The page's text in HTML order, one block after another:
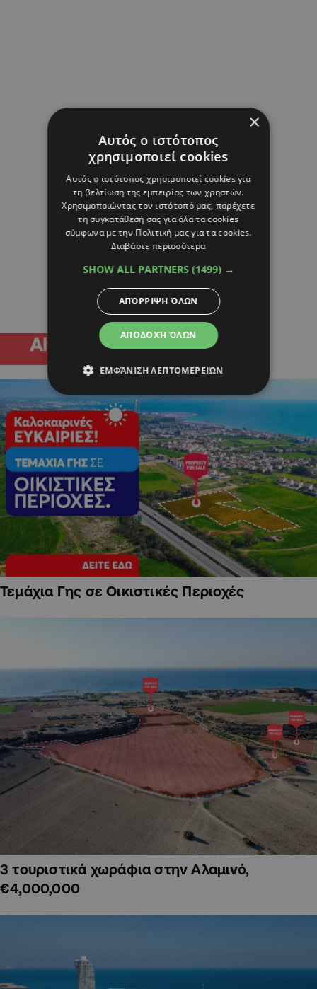
Τεμάχια Γης σε Οικιστικές Περιοχές
3 τουριστικά χωράφια στην Αλαμινό,
€4,000,000
×
Αυτός ο ιστότοπος
χρησιμοποιεί cookies
Αυτός ο ιστότοπος χρησιμοποιεί cookies για
τη βελτίωση της εμπειρίας των χρηστών.
Χρησιμοποιώντας τον ιστότοπό μας, παρέχετε
τη συγκατάθεσή σας για όλα τα cookies
σύμφωνα με την Πολιτική μας για τα cookies.
Διαβάστε περισσότερα
SHOW ALL PARTNERS (1499) →
ΑΠΟΔΟΧΉ ΌΛΩΝ
ΑΠΌΡΡΙΨΗ ΌΛΩΝ
ΕΜΦΆΝΙΣΗ ΛΕΠΤΟΜΕΡΕΙΏΝ